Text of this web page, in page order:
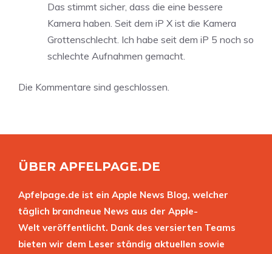
Das stimmt sicher, dass die eine bessere
Kamera haben. Seit dem iP X ist die Kamera
Grottenschlecht. Ich habe seit dem iP 5 noch so
schlechte Aufnahmen gemacht.
Die Kommentare sind geschlossen.
ÜBER APFELPAGE.DE
Apfelpage.de ist ein Apple News Blog, welcher
täglich brandneue News aus der Apple-
Welt veröffentlicht. Dank des versierten Teams
bieten wir dem Leser ständig aktuellen sowie